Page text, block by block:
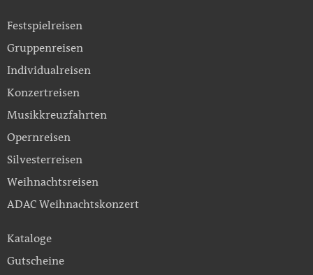
Festspielreisen
Gruppenreisen
Individualreisen
Konzertreisen
Musikkreuzfahrten
Opernreisen
Silvesterreisen
Weihnachtsreisen
ADAC Weihnachtskonzert
Kataloge
Gutscheine